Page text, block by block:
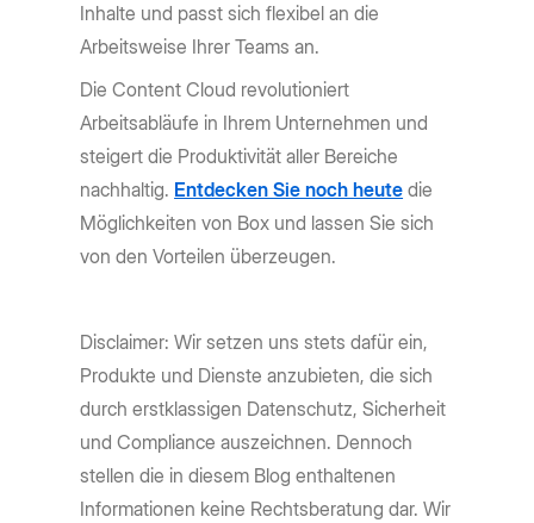
Inhalte und passt sich flexibel an die
Arbeitsweise Ihrer Teams an.
Die Content Cloud revolutioniert
Arbeitsabläufe in Ihrem Unternehmen und
steigert die Produktivität aller Bereiche
nachhaltig. Entdecken Sie noch heute die
Möglichkeiten von Box und lassen Sie sich
von den Vorteilen überzeugen.
Disclaimer: Wir setzen uns stets dafür ein,
Produkte und Dienste anzubieten, die sich
durch erstklassigen Datenschutz, Sicherheit
und Compliance auszeichnen. Dennoch
stellen die in diesem Blog enthaltenen
Informationen keine Rechtsberatung dar. Wir